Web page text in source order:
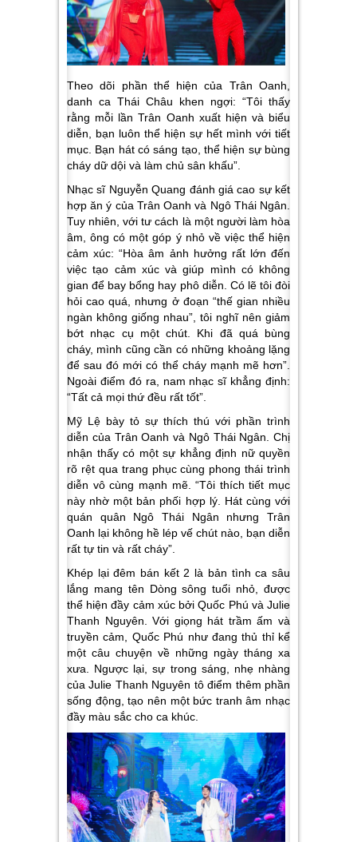
Theo dõi phần thể hiện của Trân Oanh,
danh ca Thái Châu khen ngợi: “Tôi thấy
rằng mỗi lần Trân Oanh xuất hiện và biểu
diễn, bạn luôn thể hiện sự hết mình với tiết
mục. Bạn hát có sáng tạo, thể hiện sự bùng
cháy dữ dội và làm chủ sân khấu”.
Nhạc sĩ Nguyễn Quang đánh giá cao sự kết
hợp ăn ý của Trân Oanh và Ngô Thái Ngân.
Tuy nhiên, với tư cách là một người làm hòa
âm, ông có một góp ý nhỏ về việc thể hiện
cảm xúc:“Hòa âm ảnh hưởng rất lớn đến
việc tạo cảm xúc và giúp mình có không
gian để bay bổng hay phô diễn. Có lẽ tôi đòi
hỏi cao quá, nhưng ở đoạn “thế gian nhiều
ngàn không giống nhau”, tôi nghĩ nên giảm
bớt nhạc cụ một chút. Khi đã quá bùng
cháy, mình cũng cần có những khoảng lặng
để sau đó mới có thể cháy mạnh mẽ hơn”
Ngoài điểm đó ra, nam nhạc sĩ khẳng định:
“Tất cả mọi thứ đều rất tốt”.
Mỹ Lệ bày tỏ sự thích thú với phần trình
diễn của Trân Oanh và Ngô Thái Ngân. Chị
nhận thấy có một sự khẳng định nữ quyền
rõ rệt qua trang phục cùng phong thái trình
diễn vô cùng mạnh mẽ.“Tôi thích tiết mục
này nhờ một bản phối hợp lý. Hát cùng với
quán quân Ngô Thái Ngân nhưng Trân
Oanh lại không hề lép vế chút nào, bạn diễn
rất tự tin và rất cháy”.
Khép lại đêm bán kết 2 là bản tình ca sâu
lắng mang tên Dòng sông tuổi nhỏ,được
thể hiện đầy cảm xúc bởi Quốc Phú và Julie
Thanh Nguyên. Với giọng hát trầm ấm và
truyền cảm, Quốc Phú như đang thủ thỉ kể
một câu chuyện về những ngày tháng xa
xưa. Ngược lại, sự trong sáng, nhẹ nhàng
của Julie Thanh Nguyên tô điểm thêm phần
sống động, tạo nên một bức tranh âm nhạc
đầy màu sắc cho ca khúc.